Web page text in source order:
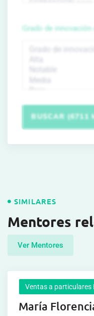
Grado de
BUSCAR (6711
SIMILARES
Mentores
Ver Mentores
Ventas a particulares
María